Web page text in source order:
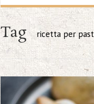
Tag ricetta per